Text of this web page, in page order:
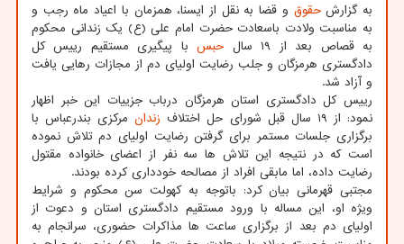
به گزارشحقوق و قضا به نقل از ایسنا، همزمان با اعیاد ماه رجب و
به مناسبت ولادت باسعادت حضرت امام علی (ع) یک زندانی محکوم
به قصاص بعد از ۱۹ سال
حبسبا پیگیری مستقیم رییس کل
دادگستری هرمزگان و جلب رضایت اولیای دم از مجازات رهایی یافت
و آزاد شد.
رییس کل دادگستری استان هرمزگان درباب جزییات این خبر اظهار
نمود: از ۱۹ سال قبل شورای حل اختلاف
زندانمرکزی بندرعباس با
برگزاری جلسات مستمر برای گرفتن رضایت اولیای دم تلاش نموده
است که در نتیجه این تلاش ها سه نفر از اعضای خانواده مقتول
رضایت داده، اما مابقی افراد از مصالحه خودداری کرده بودند.
مجتبی قهرمانی بیان کرد: باتوجه به کهولت سن محکوم و شرایط
ویژه او، این مساله با ورود مستقیم دادگستری استان و دعوت از
اولیای دم بعد از برگزاری ساعت ها مذاکرات حضوری، سرانجام به